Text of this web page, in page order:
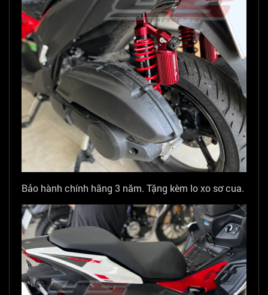
Bảo hành chính hãng 3 năm. Tặng kèm lo xo sơ cua.